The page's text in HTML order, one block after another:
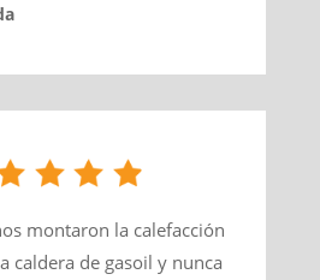
montaron la calefacción
caldera de gasoil y nunca